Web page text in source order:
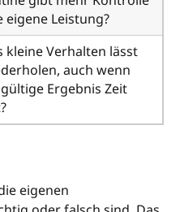
eigene Leistung?
kleine Verhalten lässt
auch wenn
Ergebnis Zeit
eigenen